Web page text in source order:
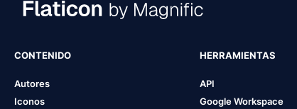
CONTENIDO
Autores
Iconos
HERRAMIENTAS
API
Google Workspace